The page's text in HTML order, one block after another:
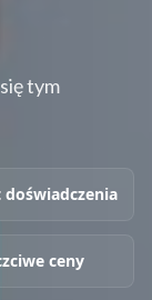
tym
doświadczenia
ceny